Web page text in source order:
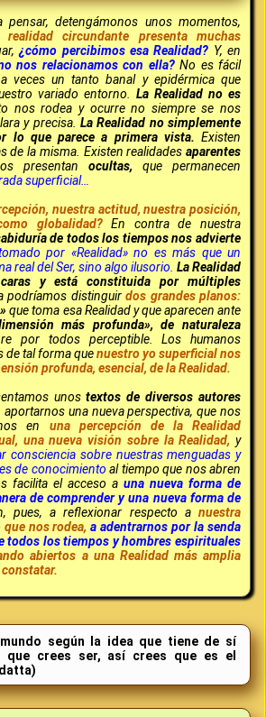
pensar, detengámonos unos momentos,
realidad circundante presenta muchas
¿cómo percibimos esa Realidad? Y, en
nos relacionamos con ella?No es fácil
veces un tanto banal y epidérmica que
variado entorno. La Realidad no es
nos rodea y ocurre no siempre se nos
y precisa. La Realidad no simplemente
lo que parece a primera vista. Existen
de la misma. Existen realidades aparentes
presentan ocultas, que permanecen
superficial…
nuestra actitud, nuestra posición,
globalidad?En contra de nuestra
de todos los tiempos nos advierte
por «Realidad» no es más que un
real del Ser, sino algo ilusorio. La Realidad
y está constituida por múltiples
podríamos distinguirdos grandes planos:
que toma esa Realidad y que aparecen ante
más profunda», de naturaleza
por todos perceptible. Los humanos
de tal forma quenuestro yo superficial nos
profunda, esencial, de la Realidad.
unostextos de diversos autores
aportarnos una nueva perspectiva, que nos
en una percepción de la Realidad
una nueva visión sobre la Realidad, y
consciencia sobre nuestras menguadas y
de conocimiento al tiempo que nos abren
facilita el acceso a una nueva forma de
de comprender y una nueva forma de
pues, a reflexionar respecto a nuestra
nos rodea, a adentrarnos por la senda
todos los tiempos y hombres espirituales
abiertos a una Realidad más amplia
según la idea que tiene de sí
que crees ser, así crees que es el